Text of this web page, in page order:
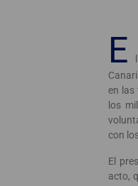
E
en las
los
con
El
acto,